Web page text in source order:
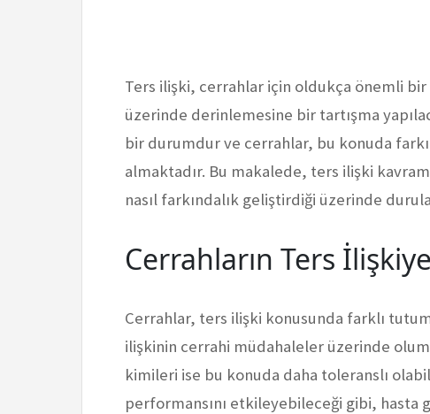
Ters ilişki, cerrahlar için oldukça önemli
üzerinde derinlemesine bir tartışma
bir durumdur ve cerrahlar, bu konuda
almaktadır. Bu makalede, ters ilişki
nasıl farkındalık geliştirdiği üzerinde
Cerrahların Ters İlişkiye
Cerrahlar, ters ilişki konusunda farklı
ilişkinin cerrahi müdahaleler üzerinde
kimileri ise bu konuda daha toleranslı
performansını etkileyebileceği gibi,